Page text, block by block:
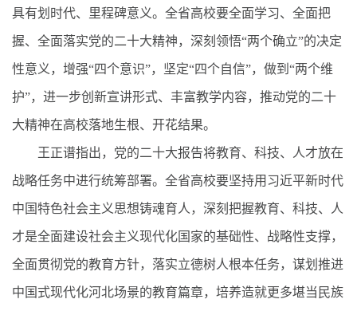
具有划时代、里程碑意义。全省高校要全面学习、全面把
握、全面落实党的二十大精神，深刻领悟“两个确立”的决定
性意义，增强“四个意识”，坚定“四个自信”，做到“两个维
护”，进一步创新宣讲形式、丰富教学内容，推动党的二十
大精神在高校落地生根、开花结果。
王正谱指出，党的二十大报告将教育、科技、人才放在
战略任务中进行统筹部署。全省高校要坚持用习近平新时代
中国特色社会主义思想铸魂育人，深刻把握教育、科技、人
才是全面建设社会主义现代化国家的基础性、战略性支撑，
全面贯彻党的教育方针，落实立德树人根本任务，谋划推进
中国式现代化河北场景的教育篇章，培养造就更多堪当民族